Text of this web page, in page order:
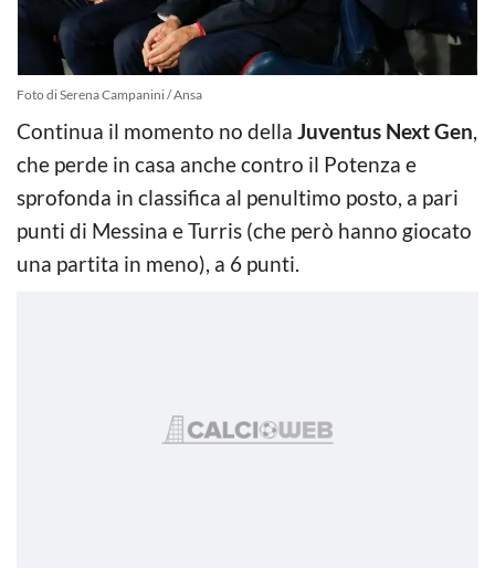
Foto di Serena Campanini / Ansa
Continua il momento no della Juventus Next Gen,
che perde in casa anche contro il Potenza e
sprofonda in classifica al penultimo posto, a pari
punti di Messina e Turris (che però hanno giocato
una partita in meno), a 6 punti.